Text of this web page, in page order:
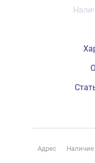
Адрес Наличие